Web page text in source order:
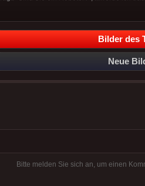
Bilder des
Neue
Bitte melden Sie sich an, um einen